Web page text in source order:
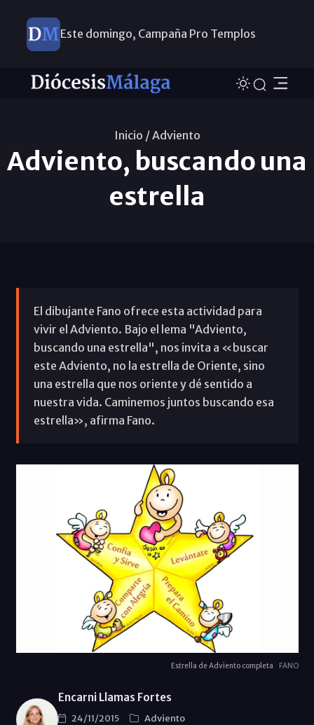
Este domingo, Campaña Pro Templos
Inicio /Adviento
Adviento, buscando una
estrella
El dibujante Fano ofrece esta actividad para
vivir el Adviento. Bajo el lema "Adviento,
buscando una estrella", nos invita a «buscar
este Adviento, no la estrella de Oriente, sino
una estrella que nos oriente y dé sentido a
nuestra vida. Caminemos juntos buscando esa
estrella», afirma Fano.
Estrella de Adviento completa FANO
Encarni Llamas Fortes
24/11/2015
Adviento